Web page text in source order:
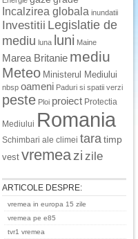
Incalzirea globala inundatii
Investitii Legislatie de
mediu luna luni Maine
Marea Britanie mediu
Meteo Ministerul Mediului
nbsp oameni Paduri si spatii verzi
peste Ploi proiect Protectia
Mediului Romania
Schimbari ale climei taratimp
vest vremeazi zile
ARTICOLE DESPRE:
vremea in europa 15 zile
vremea pe e85
tvr1 vremea